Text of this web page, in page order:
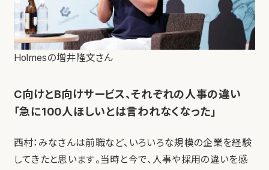
Holmesの増井隆文さん
C向けとB向けサービス、それぞれの人事の違い
「急に100人ほしいとは言われなくなった」
西村：みなさんは前職など、いろいろな規模の企業を経験
してきたと思います。当時と今で、人事や採用の違いを感